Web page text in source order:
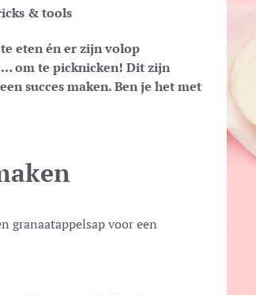
& tools
eten én er zijn volop
om te picknicken! Dit zijn
succes maken. Ben je het met
granaatappelsap voor een